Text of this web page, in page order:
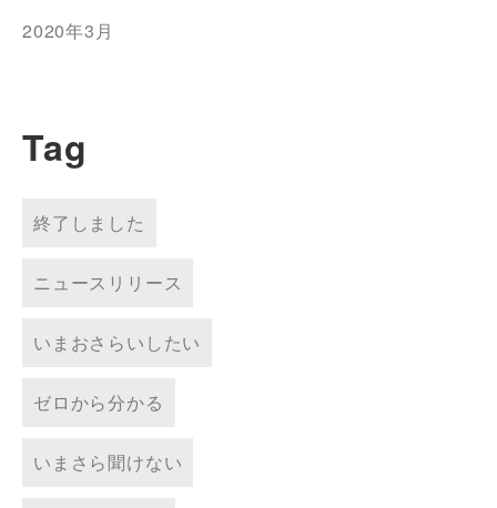
2020年3月
Tag
終了しました
ニュースリリース
いまおさらいしたい
ゼロから分かる
いまさら聞けない